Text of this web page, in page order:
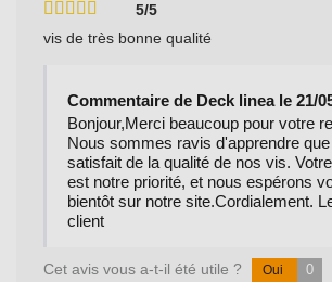
5/5
vis de très bonne qualité
Commentaire de Deck linea le 21/
Bonjour,Merci beaucoup pour votre
Nous sommes ravis d'apprendre
satisfait de la qualité de nos vis.
est notre priorité, et nous espérons
bientôt sur notre site.Cordialement.
client
Cet avis vous a-t-il été utile ? Oui 0